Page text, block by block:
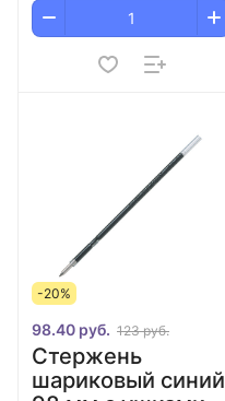
-20%
98.40 руб. 123 руб.
Стержень
шариковый синий